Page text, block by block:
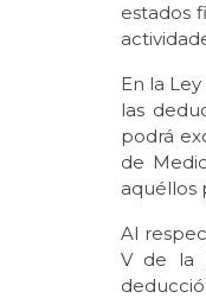
estados
En la
las
podrá
de
aquéllos
Al
V de la